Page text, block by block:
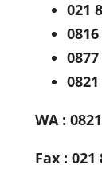
021
WA :
Fax : 021